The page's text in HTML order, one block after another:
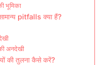
भूमिका
pitfalls क्या हैं?
अनदेखी
की तुलना कैसे करें?